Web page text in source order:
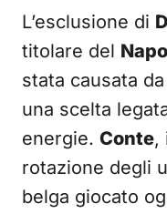
L’esclusione di
titolare del
stata causata
una scelta
energie. Conte,
rotazione degli
belga giocato